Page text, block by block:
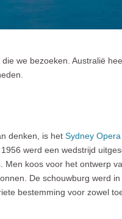
we bezoeken. Australië
denken, is het Sydney
werd een wedstrijd
koos voor het ontwerp
De schouwburg werd
bestemming voor zowel